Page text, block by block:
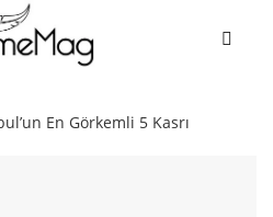
En Görkemli 5 Kasrı